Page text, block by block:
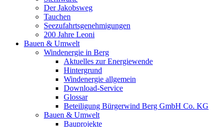
Der Jakobsweg
Tauchen
Seezufahrtsgenehmigungen
200 Jahre Leoni
Bauen & Umwelt
Windenergie in Berg
Aktuelles zur Energiewende
Hintergrund
Windenergie allgemein
Download-Service
Glossar
Beteiligung Bürgerwind Berg GmbH Co. KG
Bauen & Umwelt
Bauprojekte